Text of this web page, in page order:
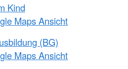
Kind
Maps Ansicht
(BG)
Maps Ansicht